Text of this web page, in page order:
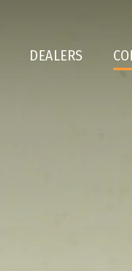
DEALERS